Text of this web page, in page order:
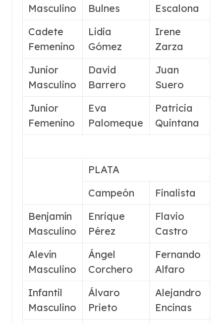
Masculino
Bulnes
Escalona
Cadete
Femenino
Lidia
Gómez
Irene
Zarza
Junior
Masculino
David
Barrero
Juan
Suero
Junior
Femenino
Eva
Palomeque
Patricia
Quintana
PLATA
Campeón
Finalista
Benjamín
Masculino
Enrique
Pérez
Flavio
Castro
Alevín
Masculino
Ángel
Corchero
Fernando
Alfaro
Infantil
Masculino
Álvaro
Prieto
Alejandro
Encinas